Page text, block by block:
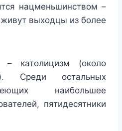
нацменьшинством –
выходцы из более
– католицизм (около
Среди остальных
наибольшее
пятидесятники